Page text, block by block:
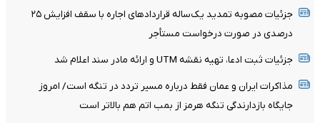
جزئیات مصوبه تمدید یک‌ساله قرارداد‌های اجاره با سقف افزایش ۲۵
درصدی در صورت درخواست مستأجر
جزئیات ثبت ادعا، تهیه نقشه UTM و ارائه مادر سند اعلام شد
مذاکرات ایران و عمان فقط درباره مسیر تردد در تنگه است/ امروز
جایگاه بازدارندگی تنگه هرمز از بمب اتم هم بالاتر است